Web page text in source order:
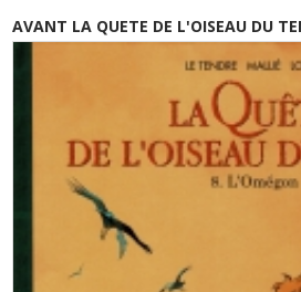
AVANT LA QUETE DE L'OISEAU DU